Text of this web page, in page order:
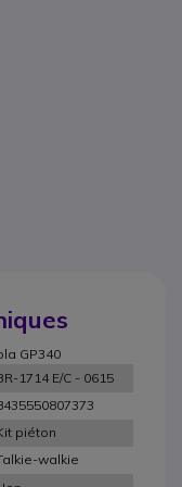
GP340
1714 E/C - 0615
piéton
walkie